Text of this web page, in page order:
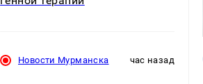
Новости Мурманска час назад